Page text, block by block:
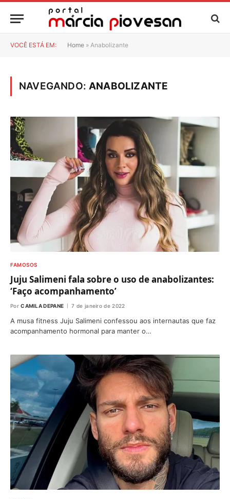
VOCÊ ESTÁ EM: Home » Anabolizante
NAVEGANDO:ANABOLIZANTE
FAMOSOS
Juju Salimeni fala sobre o uso de anabolizantes:
‘Faço acompanhamento’
Por CAMILA DEPANE 7 de janeiro de 2022
A musa fitness Juju Salimeni confessou aos internautas que faz
acompanhamento hormonal para manter o…